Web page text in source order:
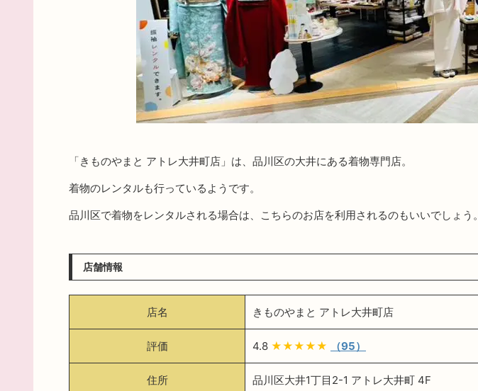
「きものやまと アトレ大井町店」は、品川区の大井にある着物専門店。
着物のレンタルも行っているようです。
品川区で着物をレンタルされる場合は、こちらのお店を利用されるのもいいでしょう。
店舗情報
店名 きものやまと アトレ大井町店
評価 4.8 ★★★★★ （95）
住所 品川区大井1丁目2-1 アトレ大井町 4F